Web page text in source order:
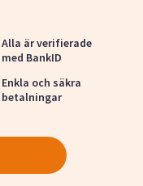
Alla är verifierade
med BankID
Enkla och säkra
betalningar